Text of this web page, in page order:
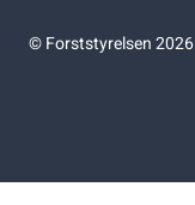
©Forststyrelsen 2026